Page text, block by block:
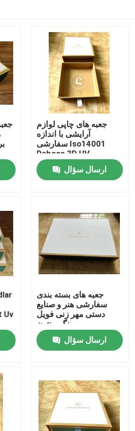
کیسه های
جعبه های چاپی لوازم
آرایشی با اندازه
سفارشی Iso14001
Deboss 3D UV
ارسال سؤال
جعبه های بسته بندی
سفارشی هنر و صنایع
دستی مهر زنی فویل
رنگی پنتون
ارسال سؤال